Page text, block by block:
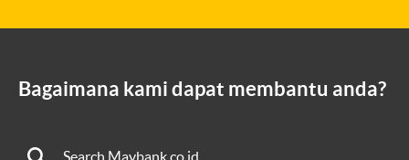
Bagaimana kami dapat membantu anda?